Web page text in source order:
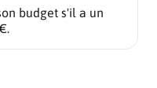
budget s'il a un